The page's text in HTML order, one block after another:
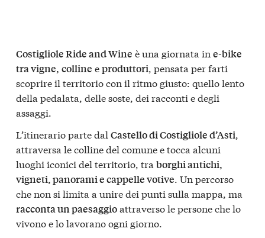
Costigliole Ride and Wine è una giornata in e-bike
tra vigne, colline eproduttori, pensata per farti
scoprire il territorio con il ritmo giusto: quello lento
della pedalata, delle soste, dei racconti e degli
assaggi.
L’itinerario parte dal Castello di Costigliole d’Asti,
attraversa le colline del comune e tocca alcuni
luoghi iconici del territorio, tra borghi antichi,
vigneti, panorami e cappelle votive. Un percorso
che non si limita a unire dei punti sulla mappa, ma
racconta un paesaggioattraverso le persone che lo
vivono e lo lavorano ogni giorno.